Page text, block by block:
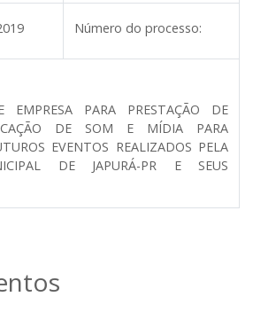
Número do processo:
EMPRESA PARA PRESTAÇÃO DE
DE SOM E MÍDIA PARA
EVENTOS REALIZADOS PELA
DE JAPURÁ-PR E SEUS